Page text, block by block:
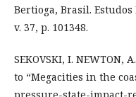
Bertioga, Brasil.
v. 37, p. 101348.
SEKOVSKI, I. NEWTON,
to “Megacities in the